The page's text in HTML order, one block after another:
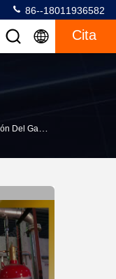
86--18011936582
Cita
Gas FM200